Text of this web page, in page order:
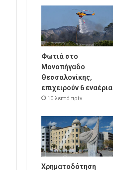
Φωτιά στο
Μονοπήγαδο
Θεσσαλονίκης,
επιχειρούν 6 εναέρια
10 λεπτά πρίν
Χρηματοδότηση